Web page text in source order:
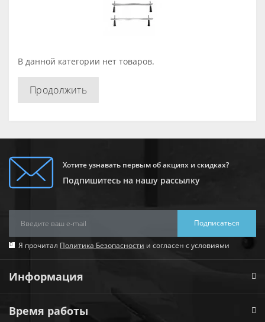
В данной категории нет товаров.
Продолжить
Хотите узнавать первым об акциях и скидках?
Подпишитесь на нашу рассылку
Подписаться
Я прочитал Политика Безопасности и согласен с условиями
Информация
Время работы